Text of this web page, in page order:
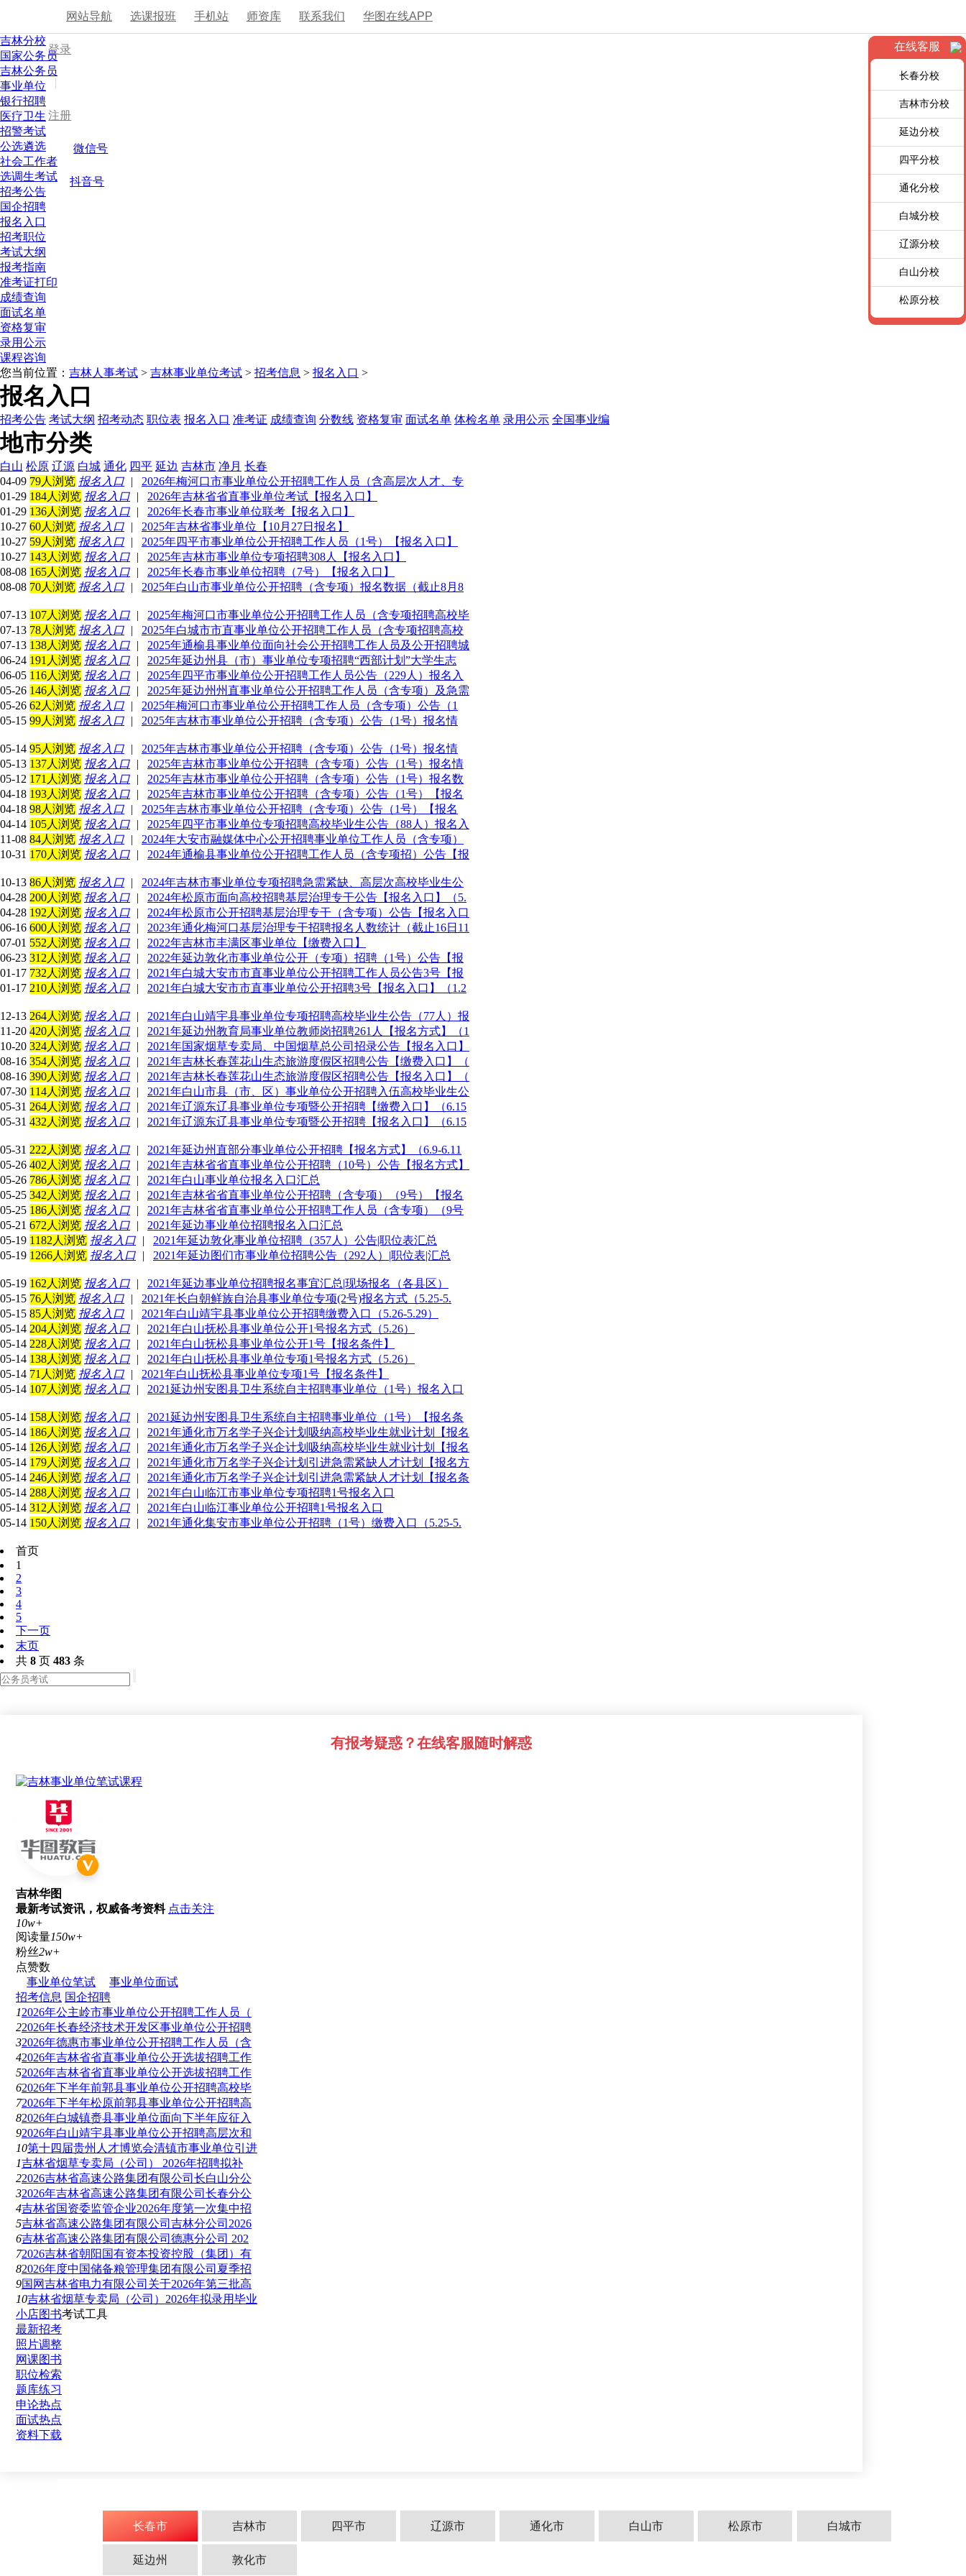
网站导航 选课报班 手机站 师资库 联系我们 华图在线APP
登录
|
注册
微信号
抖音号
吉林分校
国家公务员
吉林公务员
事业单位
银行招聘
医疗卫生
招警考试
公选遴选
社会工作者
选调生考试
招考公告
国企招聘
报名入口
招考职位
考试大纲
报考指南
准考证打印
成绩查询
面试名单
资格复审
录用公示
课程咨询
您当前位置： 吉林人事考试 > 吉林事业单位考试 > 招考信息 > 报名入口 >
报名入口
招考公告 考试大纲 招考动态 职位表 报名入口 准考证 成绩查询 分数线 资格复审 面试名单 体检名单 录用公示 全国事业编
地市分类
白山 松原 辽源 白城 通化 四平 延边 吉林市 净月 长春
04-09 79人浏览 报名入口 |
2026年梅河口市事业单位公开招聘工作人员（含高层次人才、专
01-29 184人浏览 报名入口 |
2026年吉林省省直事业单位考试【报名入口】
01-29 136人浏览 报名入口 |
2026年长春市事业单位联考【报名入口】
10-27 60人浏览 报名入口 |
2025年吉林省事业单位【10月27日报名】
10-27 59人浏览 报名入口 |
2025年四平市事业单位公开招聘工作人员（1号）【报名入口】
10-27 143人浏览 报名入口 |
2025年吉林市事业单位专项招聘308人【报名入口】
08-08 165人浏览 报名入口 |
2025年长春市事业单位招聘（7号）【报名入口】
08-08 70人浏览 报名入口 | 2025年白山市事业单位公开招聘（含专项）报名数据（截止8月8
07-13 107人浏览 报名入口 |
2025年梅河口市事业单位公开招聘工作人员（含专项招聘高校毕
07-13 78人浏览 报名入口 |
2025年白城市市直事业单位公开招聘工作人员（含专项招聘高校
07-13 138人浏览 报名入口 |
2025年通榆县事业单位面向社会公开招聘工作人员及公开招聘城
06-24 191人浏览 报名入口 |
2025年延边州县（市）事业单位专项招聘“西部计划”大学生志
06-05 116人浏览 报名入口 |
2025年四平市事业单位公开招聘工作人员公告（229人）报名入
05-26 146人浏览 报名入口 |
2025年延边州州直事业单位公开招聘工作人员（含专项）及急需
05-26 62人浏览 报名入口 |
2025年梅河口市事业单位公开招聘工作人员（含专项）公告（1
05-15 99人浏览 报名入口 | 2025年吉林市事业单位公开招聘（含专项）公告（1号）报名情
05-14 95人浏览 报名入口 |
2025年吉林市事业单位公开招聘（含专项）公告（1号）报名情
05-13 137人浏览 报名入口 |
2025年吉林市事业单位公开招聘（含专项）公告（1号）报名情
05-12 171人浏览 报名入口 |
2025年吉林市事业单位公开招聘（含专项）公告（1号）报名数
04-18 193人浏览 报名入口 |
2025年吉林市事业单位公开招聘（含专项）公告（1号）【报名
04-18 98人浏览 报名入口 |
2025年吉林市事业单位公开招聘（含专项）公告（1号）【报名
04-14 105人浏览 报名入口 |
2025年四平市事业单位专项招聘高校毕业生公告（88人）报名入
11-08 84人浏览 报名入口 |
2024年大安市融媒体中心公开招聘事业单位工作人员（含专项）
10-31 170人浏览 报名入口 | 2024年通榆县事业单位公开招聘工作人员（含专项招）公告【报
10-13 86人浏览 报名入口 |
2024年吉林市事业单位专项招聘急需紧缺、高层次高校毕业生公
04-28 200人浏览 报名入口 |
2024年松原市面向高校招聘基层治理专干公告【报名入口】（5.
04-28 192人浏览 报名入口 |
2024年松原市公开招聘基层治理专干（含专项）公告【报名入口
06-16 600人浏览 报名入口 |
2023年通化梅河口基层治理专干招聘报名人数统计（截止16日11
07-01 552人浏览 报名入口 |
2022年吉林市丰满区事业单位【缴费入口】
06-23 312人浏览 报名入口 |
2022年延边敦化市事业单位公开（专项）招聘（1号）公告【报
01-17 732人浏览 报名入口 |
2021年白城大安市市直事业单位公开招聘工作人员公告3号【报
01-17 210人浏览 报名入口 | 2021年白城大安市市直事业单位公开招聘3号【报名入口】（1.2
12-13 264人浏览 报名入口 |
2021年白山靖宇县事业单位专项招聘高校毕业生公告（77人）报
11-20 420人浏览 报名入口 |
2021年延边州教育局事业单位教师岗招聘261人【报名方式】（1
10-20 324人浏览 报名入口 |
2021年国家烟草专卖局、中国烟草总公司招录公告【报名入口】
08-16 354人浏览 报名入口 |
2021年吉林长春莲花山生态旅游度假区招聘公告【缴费入口】（
08-16 390人浏览 报名入口 |
2021年吉林长春莲花山生态旅游度假区招聘公告【报名入口】（
07-30 114人浏览 报名入口 |
2021年白山市县（市、区）事业单位公开招聘入伍高校毕业生公
05-31 264人浏览 报名入口 |
2021年辽源东辽县事业单位专项暨公开招聘【缴费入口】（6.15
05-31 432人浏览 报名入口 | 2021年辽源东辽县事业单位专项暨公开招聘【报名入口】（6.15
05-31 222人浏览 报名入口 |
2021年延边州直部分事业单位公开招聘【报名方式】（6.9-6.11
05-26 402人浏览 报名入口 |
2021年吉林省省直事业单位公开招聘（10号）公告【报名方式】
05-26 786人浏览 报名入口 |
2021年白山事业单位报名入口汇总
05-25 342人浏览 报名入口 |
2021年吉林省省直事业单位公开招聘（含专项）（9号）【报名
05-25 186人浏览 报名入口 |
2021年吉林省省直事业单位公开招聘工作人员（含专项）（9号
05-21 672人浏览 报名入口 |
2021年延边事业单位招聘报名入口汇总
05-19 1182人浏览 报名入口 |
2021年延边敦化事业单位招聘（357人）公告|职位表汇总
05-19 1266人浏览 报名入口 | 2021年延边图们市事业单位招聘公告（292人）|职位表|汇总
05-19 162人浏览 报名入口 |
2021年延边事业单位招聘报名事宜汇总|现场报名（各县区）
05-15 76人浏览 报名入口 |
2021年长白朝鲜族自治县事业单位专项(2号)报名方式（5.25-5.
05-15 85人浏览 报名入口 |
2021年白山靖宇县事业单位公开招聘缴费入口（5.26-5.29）
05-14 204人浏览 报名入口 |
2021年白山抚松县事业单位公开1号报名方式（5.26）
05-14 228人浏览 报名入口 |
2021年白山抚松县事业单位公开1号【报名条件】
05-14 138人浏览 报名入口 |
2021年白山抚松县事业单位专项1号报名方式（5.26）
05-14 71人浏览 报名入口 |
2021年白山抚松县事业单位专项1号【报名条件】
05-14 107人浏览 报名入口 | 2021延边州安图县卫生系统自主招聘事业单位（1号）报名入口
05-14 158人浏览 报名入口 |
2021延边州安图县卫生系统自主招聘事业单位（1号）【报名条
05-14 186人浏览 报名入口 |
2021年通化市万名学子兴企计划吸纳高校毕业生就业计划【报名
05-14 126人浏览 报名入口 |
2021年通化市万名学子兴企计划吸纳高校毕业生就业计划【报名
05-14 179人浏览 报名入口 |
2021年通化市万名学子兴企计划引进急需紧缺人才计划【报名方
05-14 246人浏览 报名入口 |
2021年通化市万名学子兴企计划引进急需紧缺人才计划【报名条
05-14 288人浏览 报名入口 |
2021年白山临江市事业单位专项招聘1号报名入口
05-14 312人浏览 报名入口 |
2021年白山临江事业单位公开招聘1号报名入口
05-14 150人浏览 报名入口 | 2021年通化集安市事业单位公开招聘（1号）缴费入口（5.25-5.
首页
1
2
3
4
5
下一页
末页
共 8 页 483 条
有报考疑惑？在线客服随时解惑
吉林华图
最新考试资讯，权威备考资料 点击关注
10w+
阅读量150w+
粉丝2w+
点赞数
事业单位笔试
事业单位面试
招考信息 国企招聘
12026年公主岭市事业单位公开招聘工作人员（
22026年长春经济技术开发区事业单位公开招聘
32026年德惠市事业单位公开招聘工作人员（含
42026年吉林省省直事业单位公开选拔招聘工作
52026年吉林省省直事业单位公开选拔招聘工作
62026年下半年前郭县事业单位公开招聘高校毕
72026年下半年松原前郭县事业单位公开招聘高
82026年白城镇赉县事业单位面向下半年应征入
92026年白山靖宇县事业单位公开招聘高层次和
10第十四届贵州人才博览会清镇市事业单位引进
1吉林省烟草专卖局（公司） 2026年招聘拟补
22026吉林省高速公路集团有限公司长白山分公
32026年吉林省高速公路集团有限公司长春分公
4吉林省国资委监管企业2026年度第一次集中招
5吉林省高速公路集团有限公司吉林分公司2026
6吉林省高速公路集团有限公司德惠分公司 202
72026吉林省朝阳国有资本投资控股（集团）有
82026年度中国储备粮管理集团有限公司夏季招
9国网吉林省电力有限公司关于2026年第三批高
10吉林省烟草专卖局（公司）2026年拟录用毕业
小店图书考试工具
最新招考
照片调整
网课图书
职位检索
题库练习
申论热点
面试热点
资料下载
在线客服
长春分校
吉林市分校
延边分校
四平分校
通化分校
白城分校
辽源分校
白山分校
松原分校